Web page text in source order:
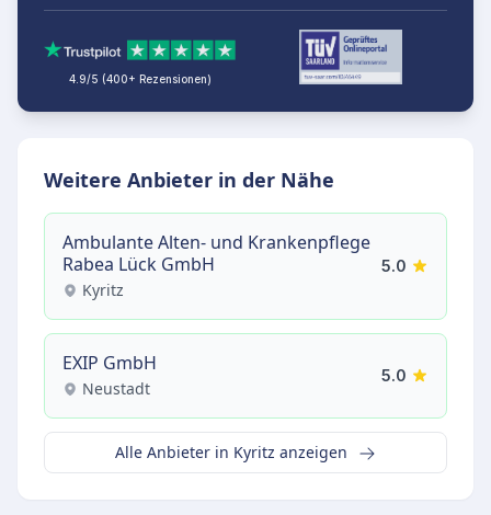
4.9/5 (400+ Rezensionen)
Weitere Anbieter in der Nähe
Ambulante Alten- und Krankenpflege
Rabea Lück GmbH
Kyritz
5.0
EXIP GmbH
Neustadt
5.0
Alle Anbieter in Kyritz anzeigen